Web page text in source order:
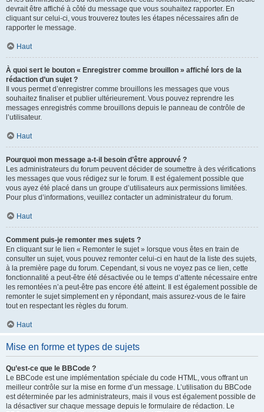
devrait être affiché à côté du message que vous souhaitez rapporter. En
cliquant sur celui-ci, vous trouverez toutes les étapes nécessaires afin de
rapporter le message.
Haut
À quoi sert le bouton « Enregistrer comme brouillon » affiché lors de la
rédaction d’un sujet ?
Il vous permet d’enregistrer comme brouillons les messages que vous
souhaitez finaliser et publier ultérieurement. Vous pouvez reprendre les
messages enregistrés comme brouillons depuis le panneau de contrôle de
l’utilisateur.
Haut
Pourquoi mon message a-t-il besoin d’être approuvé ?
Les administrateurs du forum peuvent décider de soumettre à des vérifications
les messages que vous rédigez sur le forum. Il est également possible que
vous ayez été placé dans un groupe d’utilisateurs aux permissions limitées.
Pour plus d’informations, veuillez contacter un administrateur du forum.
Haut
Comment puis-je remonter mes sujets ?
En cliquant sur le lien « Remonter le sujet » lorsque vous êtes en train de
consulter un sujet, vous pouvez remonter celui-ci en haut de la liste des sujets,
à la première page du forum. Cependant, si vous ne voyez pas ce lien, cette
fonctionnalité a peut-être été désactivée ou le temps d’attente nécessaire entre
les remontées n’a peut-être pas encore été atteint. Il est également possible de
remonter le sujet simplement en y répondant, mais assurez-vous de le faire
tout en respectant les règles du forum.
Haut
Mise en forme et types de sujets
Qu’est-ce que le BBCode ?
Le BBCode est une implémentation spéciale du code HTML, vous offrant un
meilleur contrôle sur la mise en forme d’un message. L’utilisation du BBCode
est déterminée par les administrateurs, mais il vous est également possible de
la désactiver sur chaque message depuis le formulaire de rédaction. Le